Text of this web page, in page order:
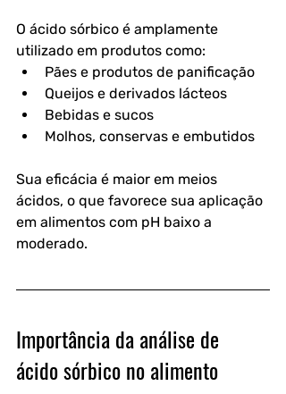
O ácido sórbico é amplamente
utilizado em produtos como:
Pães e produtos de panificação
Queijos e derivados lácteos
Bebidas e sucos
Molhos, conservas e embutidos
Sua eficácia é maior em meios
ácidos, o que favorece sua aplicação
em alimentos com pH baixo a
moderado.
Importância da análise de
ácido sórbico no alimento